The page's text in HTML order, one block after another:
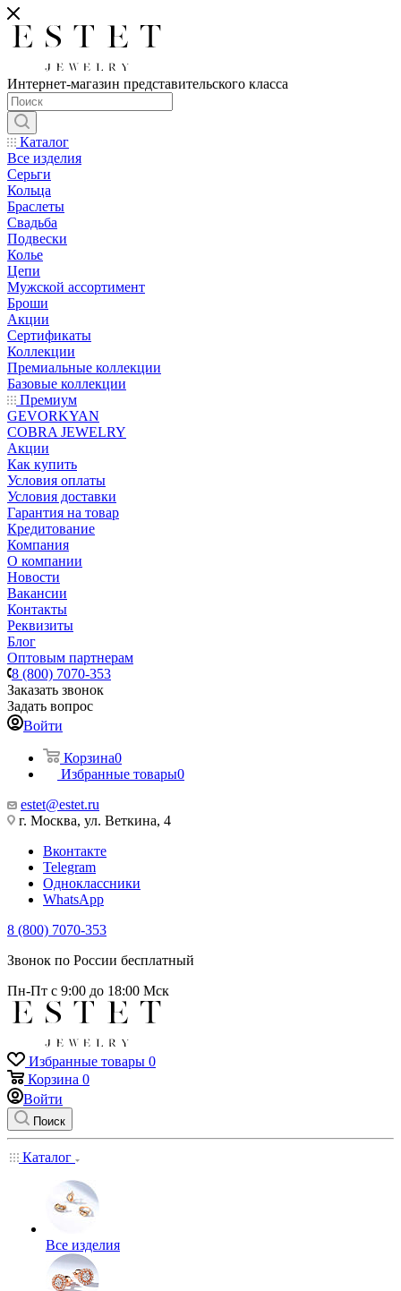
Интернет-магазин представительского класса
Каталог
Все изделия
Серьги
Кольца
Браслеты
Свадьба
Подвески
Колье
Цепи
Мужской ассортимент
Броши
Акции
Сертификаты
Коллекции
Премиальные коллекции
Базовые коллекции
Премиум
GEVORKYAN
COBRA JEWELRY
Акции
Как купить
Условия оплаты
Условия доставки
Гарантия на товар
Кредитование
Компания
О компании
Новости
Вакансии
Контакты
Реквизиты
Блог
Оптовым партнерам
8 (800) 7070-353
Заказать звонок
Задать вопрос
Войти
Корзина0
Избранные товары0
estet@estet.ru
г. Москва, ул. Веткина, 4
Вконтакте
Telegram
Одноклассники
WhatsApp
8 (800) 7070-353
Звонок по России бесплатный
Пн-Пт с 9:00 до 18:00 Мск
Избранные товары 0
Корзина 0
Войти
Поиск
Каталог
Все изделия